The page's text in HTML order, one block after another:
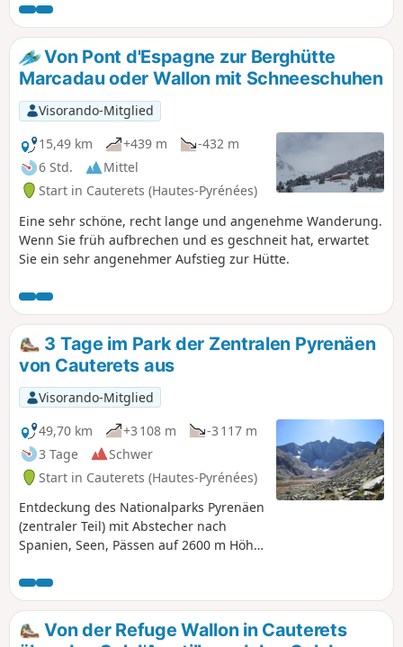
Oulettes de Gaube. Der Zugang ist sportlich anspruchsvoll.
Denken Sie auch daran, vor oder nach der Wanderung die
Pont d'Espagne (sehr touristische Sehenswürdigkeit) zu
bewundern.
Von Pont d'Espagne zur Berghütte
Marcadau oder Wallon mit Schneeschuhen
Visorando-Mitglied
15,49 km
+439 m
-432 m
6 Std.
Mittel
Start in Cauterets (Hautes-Pyrénées)
Eine sehr schöne, recht lange und angenehme Wanderung.
Wenn Sie früh aufbrechen und es geschneit hat, erwartet
Sie ein sehr angenehmer Aufstieg zur Hütte.
3 Tage im Park der Zentralen Pyrenäen
von Cauterets aus
Visorando-Mitglied
49,70 km
+3 108 m
-3 117 m
3 Tage
Schwer
Start in Cauterets (Hautes-Pyrénées)
Entdeckung des Nationalparks Pyrenäen
(zentraler Teil) mit Abstecher nach
Spanien, Seen, Pässen auf 2600 m Höhe.
Höhenunterschied von ± 1230 m und
einer Tagesstrecke von 17 km ist diese
Tour insgesamt sportlich anspruchsvoll.
Berücksichtigen Sie unbedingt die
Von der Refuge Wallon in Cauterets